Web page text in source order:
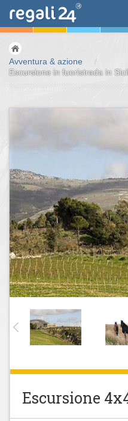
Avventura & azione
/
Escursione in fuoristrada in
Escursione